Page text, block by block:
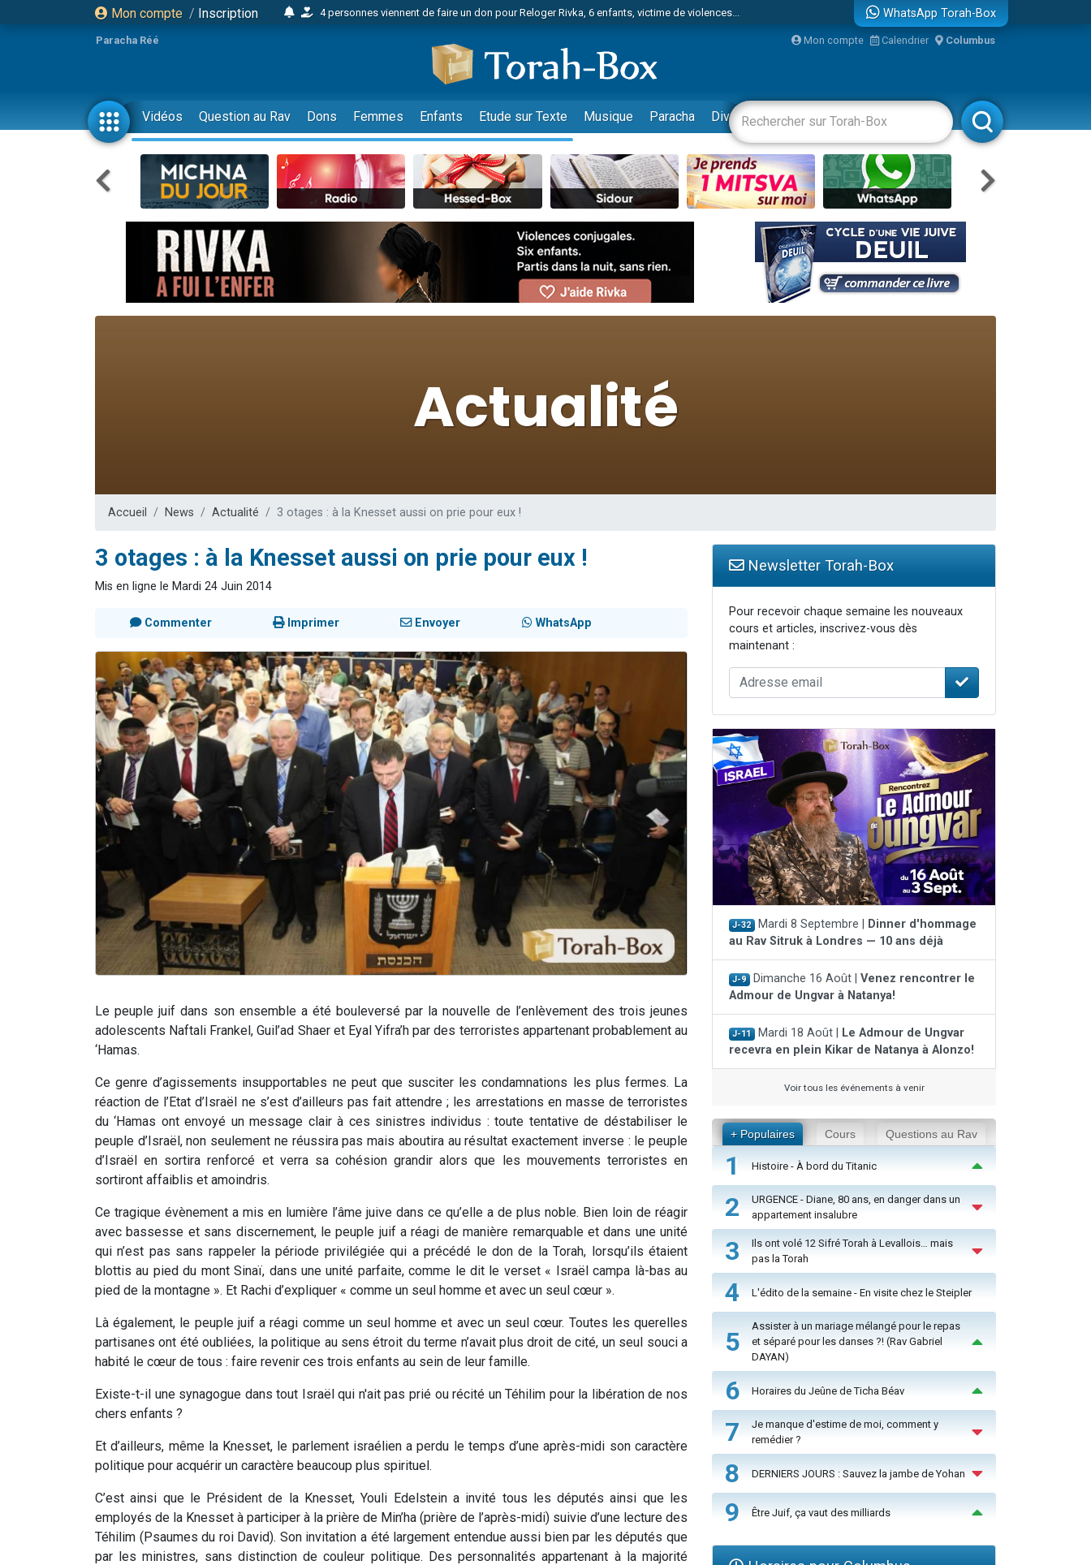
Mon compte / Inscription
4 personnes viennent de faire un don pour Reloger Rivka, 6 enfants, victime de violences...
17 personnes viennent de demander une bénédiction
4 personnes viennent de nous rejoindre sur WhatsApp
Il reste 49 places pour étudier en groupe sur Zoom
23 personnes viennent de faire un don pour Diane, 80 ans, dans un appartement insalubre
Eva vient de donner son Maasser
4 personnes viennent de nous rejoindre sur WhatsApp
3 personnes viennent de nous rejoindre sur WhatsApp
3 personnes viennent de faire un don pour 5 jours de vacances aux Orphelins
Odaya vient de donner son Maasser
2 personnes viennent de nous rejoindre sur WhatsApp
13 personnes viennent de demander une bénédiction
3 personnes viennent de nous rejoindre sur WhatsApp
2 personnes viennent de nous rejoindre sur WhatsApp
WhatsApp Torah-Box
Paracha Réé Mon compte Calendrier Columbus
Vidéos Question au Rav Dons Femmes Enfants Etude sur Texte Musique Paracha Divertissements Livres Rabbanim
Accueil News Actualité 3 otages : à la Knesset aussi on prie pour eux !
3 otages : à la Knesset aussi on prie pour eux !
Mis en ligne le Mardi 24 Juin 2014
Commenter Imprimer Envoyer WhatsApp
Le peuple juif dans son ensemble a été bouleversé par la nouvelle de l’enlèvement des trois jeunes
adolescents Naftali Frankel, Guil’ad Shaer et Eyal Yifra’h par des terroristes appartenant probablement au
‘Hamas.
Ce genre d’agissements insupportables ne peut que susciter les condamnations les plus fermes. La
réaction de l’Etat d’Israël ne s’est d’ailleurs pas fait attendre ; les arrestations en masse de terroristes
du ‘Hamas ont envoyé un message clair à ces sinistres individus : toute tentative de déstabiliser le
peuple d’Israël, non seulement ne réussira pas mais aboutira au résultat exactement inverse : le peuple
d’Israël en sortira renforcé et verra sa cohésion grandir alors que les mouvements terroristes en
sortiront affaiblis et amoindris.
Ce tragique évènement a mis en lumière l’âme juive dans ce qu’elle a de plus noble. Bien loin de réagir
avec bassesse et sans discernement, le peuple juif a réagi de manière remarquable et dans une unité
qui n’est pas sans rappeler la période privilégiée qui a précédé le don de la Torah, lorsqu’ils étaient
blottis au pied du mont Sinaï, dans une unité parfaite, comme le dit le verset « Israël campa là-bas au
pied de la montagne ». Et Rachi d’expliquer « comme un seul homme et avec un seul cœur ».
Là également, le peuple juif a réagi comme un seul homme et avec un seul cœur. Toutes les querelles
partisanes ont été oubliées, la politique au sens étroit du terme n’avait plus droit de cité, un seul souci a
habité le cœur de tous : faire revenir ces trois enfants au sein de leur famille.
Existe-t-il une synagogue dans tout Israël qui n'ait pas prié ou récité un Téhilim pour la libération de nos
chers enfants ?
Et d’ailleurs, même la Knesset, le parlement israélien a perdu le temps d’une après-midi son caractère
politique pour acquérir un caractère beaucoup plus spirituel.
C’est ainsi que le Président de la Knesset, Youli Edelstein a invité tous les députés ainsi que les
employés de la Knesset à participer à la prière de Min’ha (prière de l’après-midi) suivie d’une lecture des
Téhilim (Psaumes du roi David). Son invitation a été largement entendue aussi bien par les députés que
par les ministres, sans distinction de couleur politique. Des personnalités appartenant à la majorité
Newsletter Torah-Box
Pour recevoir chaque semaine les nouveaux
cours et articles, inscrivez-vous dès
maintenant :
J-32 Mardi 8 Septembre |
Dinner d'hommage
au Rav Sitruk à Londres — 10 ans déjà
J-9 Dimanche 16 Août | Venez rencontrer le
Admour de Ungvar à Natanya!
J-11 Mardi 18 Août |
Le Admour de Ungvar
recevra en plein Kikar de Natanya à Alonzo!
Voir tous les événements à venir
+ Populaires Cours Questions au Rav
1 Histoire - À bord du Titanic
2
URGENCE - Diane, 80 ans, en danger dans un
appartement insalubre
3
Ils ont volé 12 Sifré Torah à Levallois… mais
pas la Torah
4 L'édito de la semaine - En visite chez le Steipler
5
Assister à un mariage mélangé pour le repas
et séparé pour les danses ?! (Rav Gabriel
DAYAN)
6 Horaires du Jeûne de Ticha Béav
7
Je manque d'estime de moi, comment y
remédier ?
8 DERNIERS JOURS : Sauvez la jambe de Yohan
9 Être Juif, ça vaut des milliards